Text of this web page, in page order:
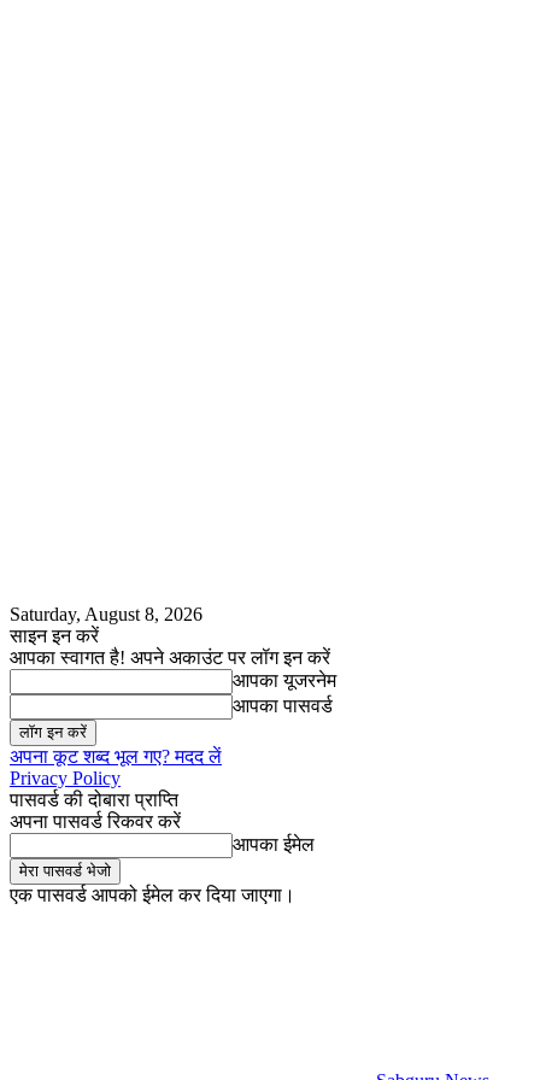
Saturday, August 8, 2026
साइन इन करें
आपका स्वागत है! अपने अकाउंट पर लॉग इन करें
आपका यूजरनेम
आपका पासवर्ड
अपना कूट शब्द भूल गए? मदद लें
Privacy Policy
पासवर्ड की दोबारा प्राप्ति
अपना पासवर्ड रिकवर करें
आपका ईमेल
एक पासवर्ड आपको ईमेल कर दिया जाएगा।